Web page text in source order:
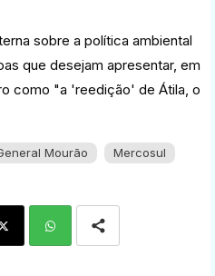
sobre a política ambiental
que desejam apresentar, em
como "a 'reedição' de Átila, o
Mourão
Mercosul